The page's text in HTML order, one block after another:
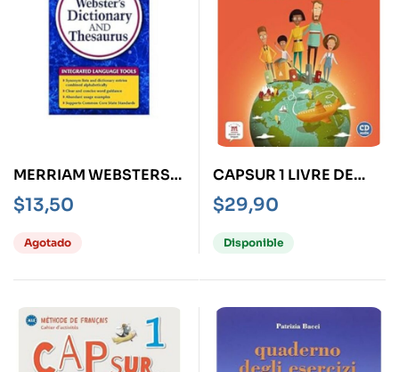
MERRIAM WEBSTERS
DICTIONARY AND
THESAURUS
$13,50
Agotado
CAPSUR 1 LIVRE DE
L’ELEVE
$29,90
Disponible